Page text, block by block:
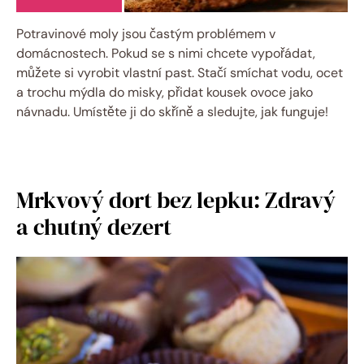
Potravinové moly jsou častým problémem v
domácnostech. Pokud se s nimi chcete vypořádat,
můžete si vyrobit vlastní past. Stačí smíchat vodu, ocet
a trochu mýdla do misky, přidat kousek ovoce jako
návnadu. Umístěte ji do skříně a sledujte, jak funguje!
Mrkvový dort bez lepku: Zdravý
a chutný dezert